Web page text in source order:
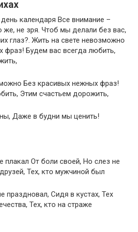
календаря Все внимание –
не зря. Чтоб мы делали без вас,
глаз?. Жить на свете невозможно
фраз! Будем вас всегда любить,
Без красивых нежных фраз!
Этим счастьем дорожить,
Даже в будни мы ценить!
плакал От боли своей, Но слез не
Тех, кто мужчиной был
праздновал, Сидя в кустах, Тех
Тех, кто на страже